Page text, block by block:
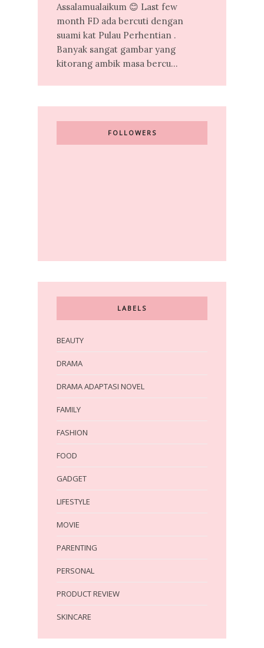
Assalamualaikum 😊 Last few
month FD ada bercuti dengan
suami kat Pulau Perhentian .
Banyak sangat gambar yang
kitorang ambik masa bercu...
FOLLOWERS
LABELS
BEAUTY
DRAMA
DRAMA ADAPTASI NOVEL
FAMILY
FASHION
FOOD
GADGET
LIFESTYLE
MOVIE
PARENTING
PERSONAL
PRODUCT REVIEW
SKINCARE